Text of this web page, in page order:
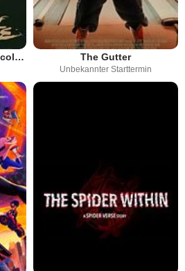
RZA's One Spoon of Chocolate The Gutter
Unbekannter Starttermin